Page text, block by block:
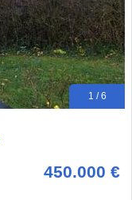
1 / 6
450.000 €